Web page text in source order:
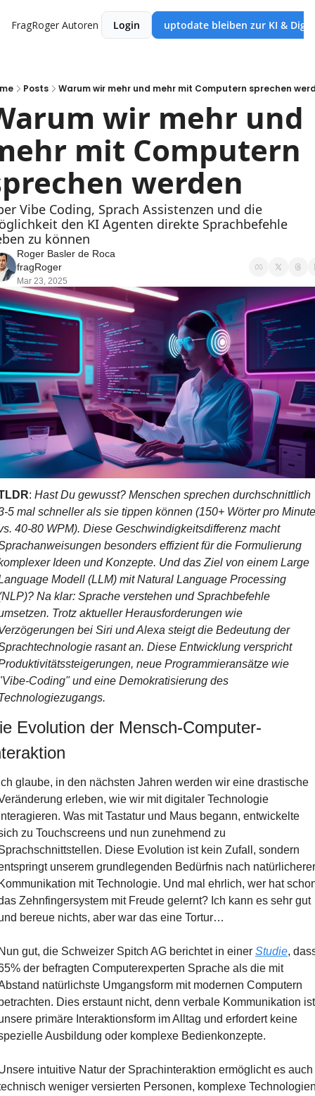
FragRoger Autoren Login uptodate bleiben zur KI &
Posts Warum wir mehr und mehr mit Computern sprechen
wir mehr und
mit Computern
werden
Vibe Coding, Sprach Assistenzen und die
den KI Agenten direkte Sprachbefehle
zu können
Roger Basler de Roca
fragRoger
Mar 23, 2025
: Hast Du gewusst? Menschen sprechen durchschnittlich
5 mal schneller als sie tippen können (150+ Wörter pro Minute
40-80 WPM). Diese Geschwindigkeitsdifferenz macht
besonders effizient für die Formulierung
Ideen und Konzepte. Und das Ziel von einem Large
Modell (LLM) mit Natural Language Processing
Na klar: Sprache verstehen und Sprachbefehle
Trotz aktueller Herausforderungen wie
bei Siri und Alexa steigt die Bedeutung der
rasant an. Diese Entwicklung verspricht
neue Programmieransätze wie
Coding" und eine Demokratisierung des
Evolution der Mensch-Computer-
glaube, in den nächsten Jahren werden wir eine drastische
erleben, wie wir mit digitaler Technologie
Was mit Tastatur und Maus begann, entwickelte
zu Touchscreens und nun zunehmend zu
Diese Evolution ist kein Zufall, sondern
unserem grundlegenden Bedürfnis nach natürlicherer
mit Technologie. Und mal ehrlich, wer hat
Zehnfingersystem mit Freude gelernt? Ich kann es sehr gut
bereue nichts, aber war das eine Tortur…
gut, die Schweizer Spitch AG berichtet in einer Studie,
der befragten Computerexperten Sprache als die mit
natürlichste Umgangsform mit modernen Computern
Dies erstaunt nicht, denn verbale Kommunikation ist
primäre Interaktionsform im Alltag und erfordert keine
Ausbildung oder komplexe Bedienkonzepte.
intuitive Natur der Sprachinteraktion ermöglicht es auch
weniger versierten Personen, komplexe